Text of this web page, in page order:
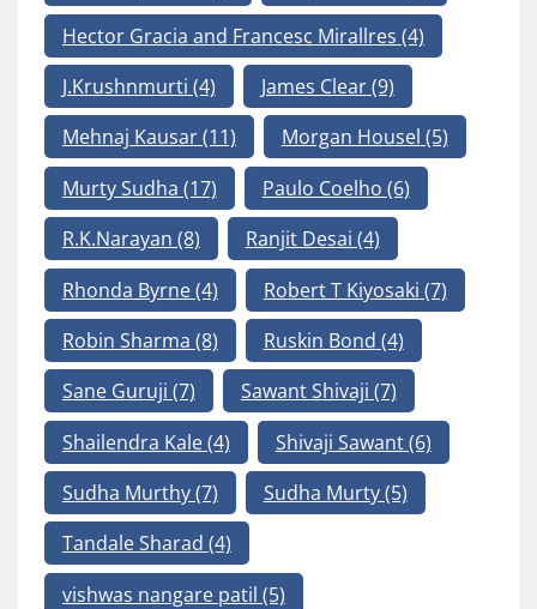
Hector Gracia and Francesc Mirallres (4)
J.Krushnmurti (4) James Clear(9)
Mehnaj Kausar(11) Morgan Housel (5)
Murty Sudha (17) Paulo Coelho (6)
R.K.Narayan (8) Ranjit Desai (4)
Rhonda Byrne(4) Robert T Kiyosaki (7)
Robin Sharma (8) Ruskin Bond (4)
Sane Guruji (7) Sawant Shivaji (7)
Shailendra Kale(4) Shivaji Sawant(6)
Sudha Murthy(7) Sudha Murty(5)
Tandale Sharad (4)
vishwas nangare patil (5)